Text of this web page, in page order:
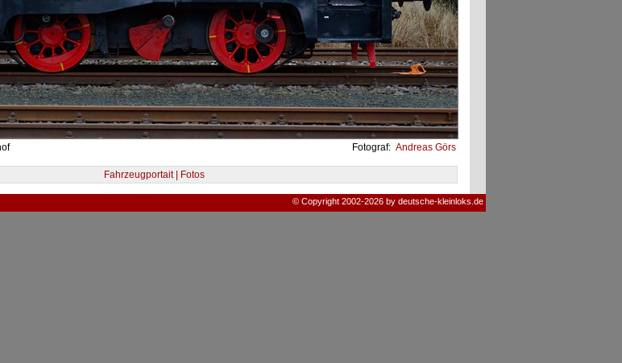
Fotograf: Andreas Görs
Fahrzeugportait | Fotos
© Copyright 2002-2026 by deutsche-kleinloks.de